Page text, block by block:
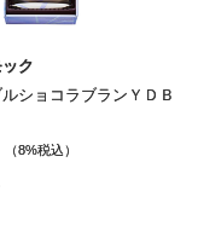
ク
ルショコラブランＹＤＢ
（8%税込）